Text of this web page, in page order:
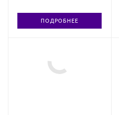
ПОДРОБНЕЕ